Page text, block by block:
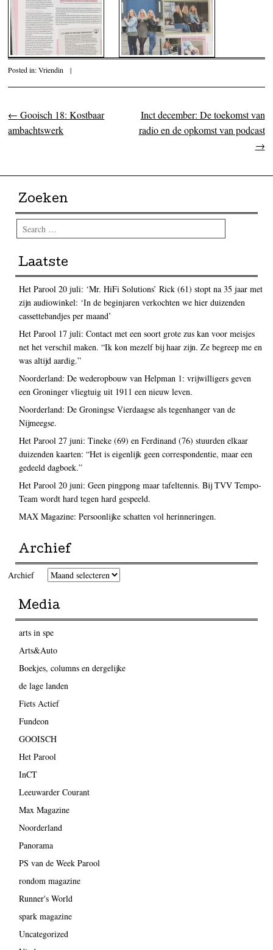
Posted in:Vriendin |
Post navigation
← Gooisch 18: Kostbaar
ambachtswerk
Inct december: De toekomst van
radio en de opkomst van podcast
→
Zoeken
Search
Laatste
Het Parool 20 juli: ‘Mr. HiFi Solutions’ Rick (61) stopt na 35 jaar met
zijn audiowinkel: ‘In de beginjaren verkochten we hier duizenden
cassettebandjes per maand’
Het Parool 17 juli: Contact met een soort grote zus kan voor meisjes
net het verschil maken. “Ik kon mezelf bij haar zijn. Ze begreep me en
was altijd aardig.”
Noorderland: De wederopbouw van Helpman 1: vrijwilligers geven
een Groninger vliegtuig uit 1911 een nieuw leven.
Noorderland: De Groningse Vierdaagse als tegenhanger van de
Nijmeegse.
Het Parool 27 juni: Tineke (69) en Ferdinand (76) stuurden elkaar
duizenden kaarten: “Het is eigenlijk geen correspondentie, maar een
gedeeld dagboek.”
Het Parool 20 juni: Geen pingpong maar tafeltennis. Bij TVV Tempo-
Team wordt hard tegen hard gespeeld.
MAX Magazine: Persoonlijke schatten vol herinneringen.
Archief
Archief
Media
arts in spe
Arts&Auto
Boekjes, columns en dergelijke
de lage landen
Fiets Actief
Fundeon
GOOISCH
Het Parool
InCT
Leeuwarder Courant
Max Magazine
Noorderland
Panorama
PS van de Week Parool
rondom magazine
Runner's World
spark magazine
Uncategorized